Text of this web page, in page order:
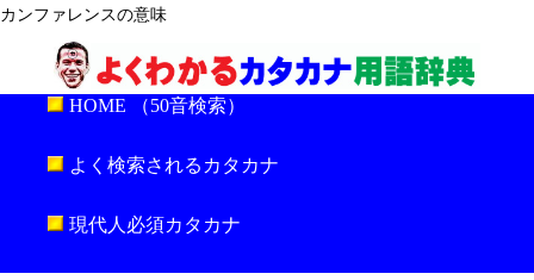
カンファレンスの意味
HOME （50音検索）
よく検索されるカタカナ
現代人必須カタカナ